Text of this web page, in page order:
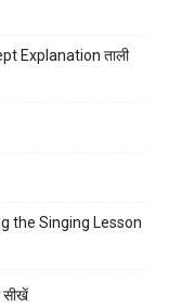
Explanation ताली
the Singing Lesson
सीखें